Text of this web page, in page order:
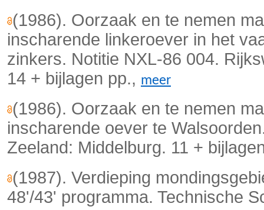
(1986). Oorzaak en te nemen
inscharende linkeroever in het
zinkers. Notitie NXL-86 004.
14 + bijlagen pp., meer
(1986). Oorzaak en te nemen
inscharende oever te
Zeeland: Middelburg. 11 +
(1987). Verdieping
48'/43' programma. Technische